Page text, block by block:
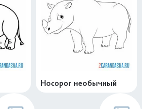
Носорог необычный